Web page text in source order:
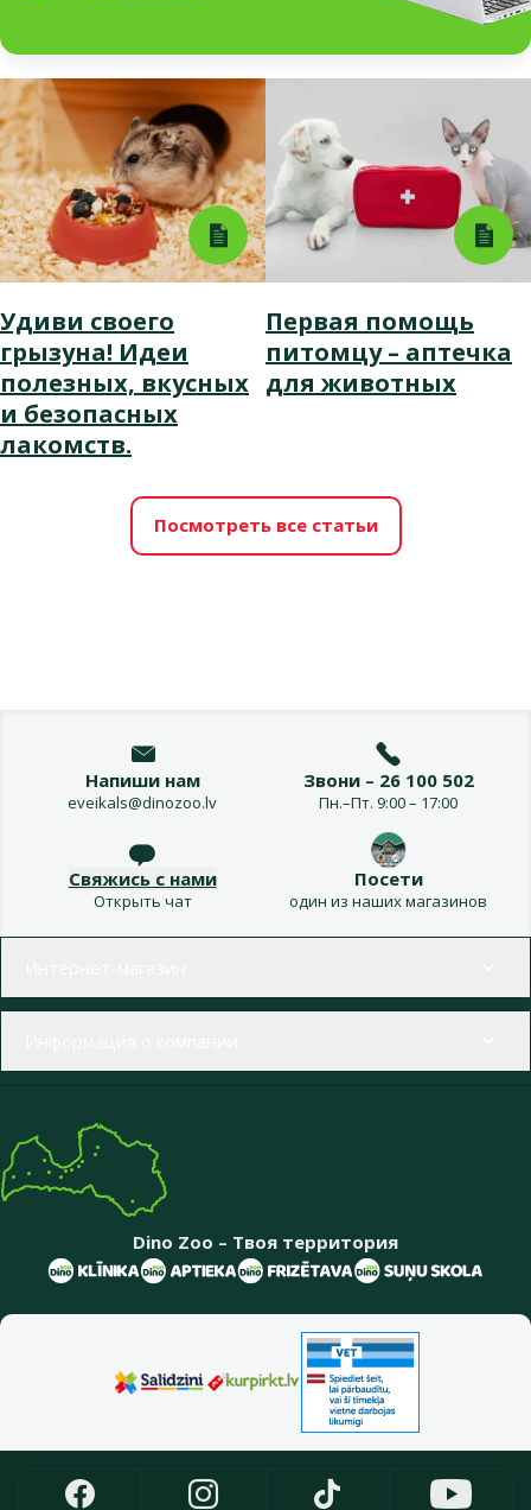
Удиви своего
грызуна! Идеи
полезных, вкусных
и безопасных
лакомств.
Первая помощь
питомцу – аптечка
для животных
Посмотреть все статьи
Напиши нам
eveikals@dinozoo.lv
Звони – 26 100 502
Пн.–Пт. 9:00 – 17:00
Свяжись с нами
Открыть чат
Посети
один из наших магазинов
Dino Zoo – Твоя территория